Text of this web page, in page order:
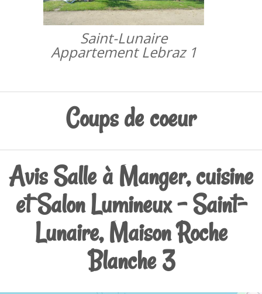
Saint-Lunaire
Appartement Lebraz 1
Coups de coeur
Avis Salle à Manger, cuisine
et Salon Lumineux - Saint-
Lunaire, Maison Roche
Blanche 3